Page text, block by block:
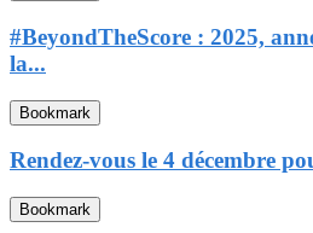
#BeyondTheScore : 2025,
la...
Bookmark
Rendez-vous le 4 décembre
Bookmark